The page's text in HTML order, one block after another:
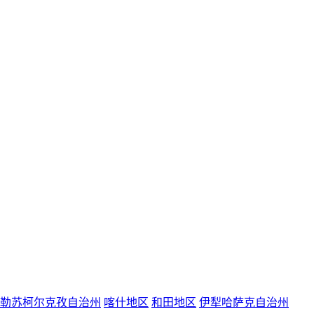
苏柯尔克孜自治州 喀什地区 和田地区 伊犁哈萨克自治州